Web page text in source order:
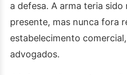
a defesa. A arma teria sido
presente, mas nunca fora
estabelecimento
advogados.